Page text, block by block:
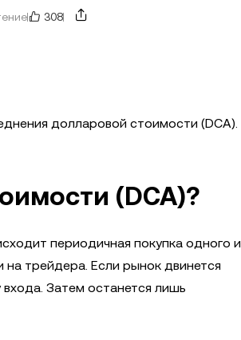
308
долларовой стоимости (DCA).
(DCA)?
периодичная покупка одного и
на трейдера. Если рынок двинется
входа. Затем останется лишь